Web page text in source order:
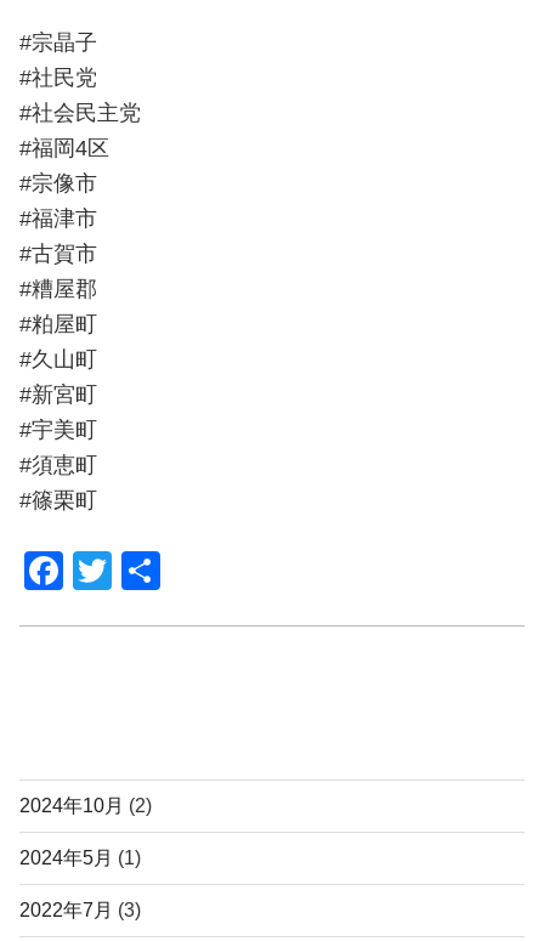
#宗晶子
#社民党
#社会民主党
#福岡4区
#宗像市
#福津市
#古賀市
#糟屋郡
#粕屋町
#久山町
#新宮町
#宇美町
#須恵町
#篠栗町
F
o
k
T
2024年10月 (2)
2024年5月 (1)
2022年7月 (3)